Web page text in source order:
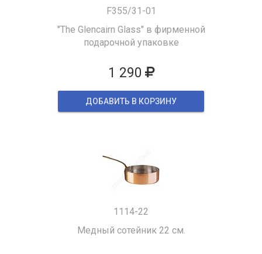
F355/31-01
"The Glencairn Glass" в фирменной
подарочной упаковке
1 290
ДОБАВИТЬ В КОРЗИНУ
1114-22
Медный сотейник 22 см.